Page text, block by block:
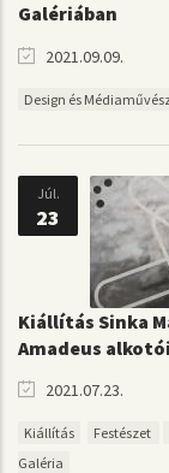
Galériában
2021.09.09.
Design és
Júl.
23
Kiállítás Sinka
Amadeus
2021.07.23.
Kiállítás Festészet
Galéria